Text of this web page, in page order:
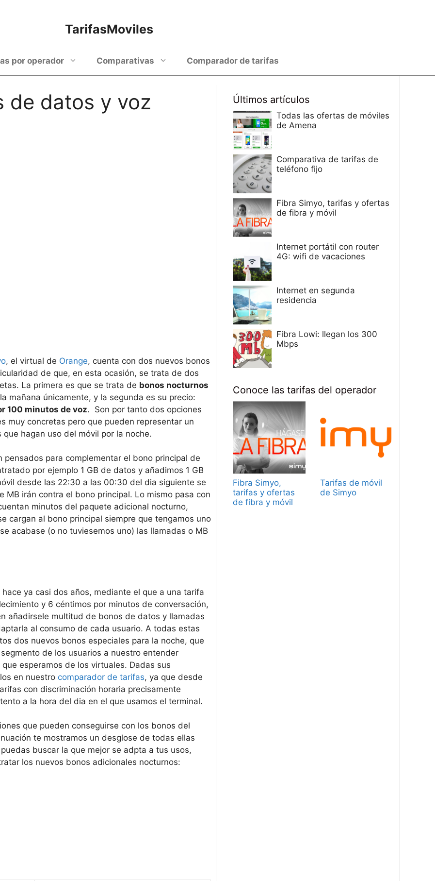
TarifasMoviles
por operador Comparativas Comparador de tarifas
de datos y voz
, el virtual de Orange, cuenta con dos nuevos bonos
de que, en esta ocasión, se trata de dos
La primera es que se trata de bonos nocturnos
mañana únicamente, y la segunda es su precio:
100 minutos de voz. Son por tanto dos opciones
muy concretas pero que pueden representar un
hagan uso del móvil por la noche.
para complementar el bono principal de
por ejemplo 1 GB de datos y añadimos 1 GB
desde las 22:30 a las 00:30 del dia siguiente se
irán contra el bono principal. Lo mismo pasa con
minutos del paquete adicional nocturno,
cargan al bono principal siempre que tengamos uno
acabase (o no tuviesemos uno) las llamadas o MB
ya casi dos años, mediante el que a una tarifa
y 6 céntimos por minutos de conversación,
añadirsele multitud de bonos de datos y llamadas
al consumo de cada usuario. A todas estas
dos nuevos bonos especiales para la noche, que
de los usuarios a nuestro entender
esperamos de los virtuales. Dadas sus
en nuestro comparador de tarifas, ya que desde
con discriminación horaria precisamente
a la hora del dia en el que usamos el terminal.
que pueden conseguirse con los bonos del
te mostramos un desglose de todas ellas
buscar la que mejor se adpta a tus usos,
los nuevos bonos adicionales nocturnos:
Últimos artículos
Todas las ofertas de móviles
de Amena
Comparativa de tarifas de
teléfono fijo
Fibra Simyo, tarifas y ofertas
de fibra y móvil
Internet portátil con router
4G: wifi de vacaciones
Internet en segunda
residencia
Fibra Lowi: llegan los 300
Mbps
Conoce las tarifas del operador
Fibra Simyo,
tarifas y ofertas
de fibra y móvil
Tarifas de móvil
de Simyo